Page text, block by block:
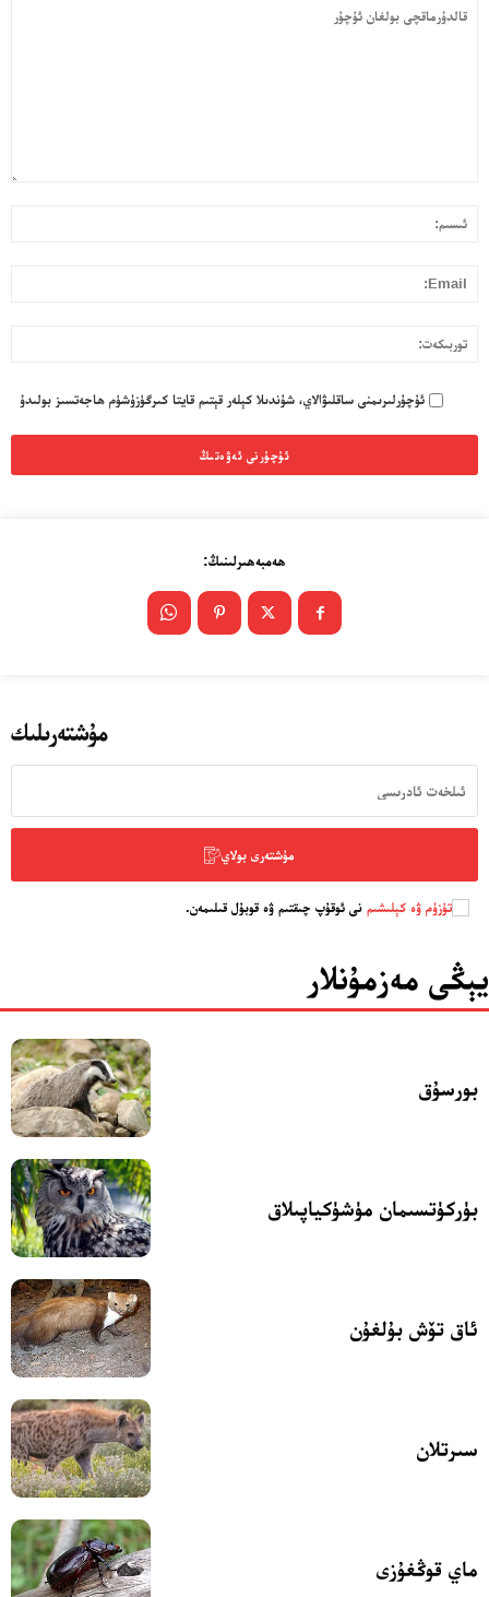
ئۇچۇرلىرىمنى ساقلىۋالاي، شۇندىلا كېلەر قېتىم قايتا كىرگۈزۈشۈم ھاجەتسىز بولىدۇ
ھەمبەھىرلىنىڭ:
مۇشتەرىلىك
مۇشتەرى بولاي
تۈزۈم ۋە كېلىشىم نى ئوقۇپ چىقتىم ۋە قوبۇل قىلىمەن.
يېڭى مەزمۇنلار
بورسۇق
بۈركۈتسىمان مۈشۈكياپىلاق
ئاق تۆش بۇلغۇن
سىرتلان
ماي قوڭغۇزى